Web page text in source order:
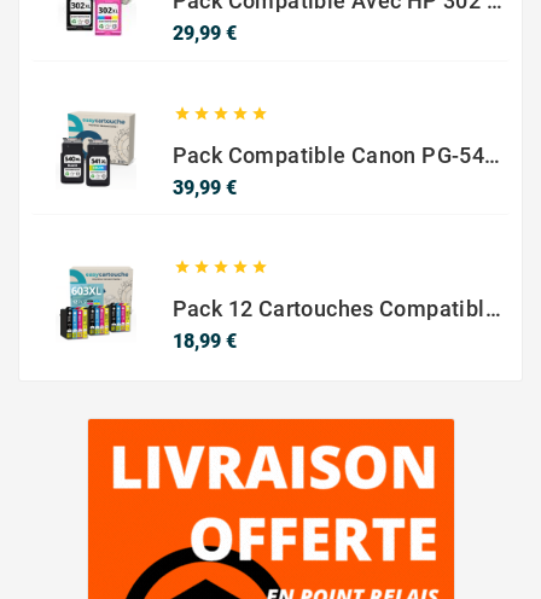
29,99 €Prix
    
Pack Compatible Canon PG-540 XL / CL-541 XL – Noir & Couleur – Haute Capacité
39,99 €Prix
    
Pack 12 Cartouches Compatible EPSON 603XL
18,99 €Prix